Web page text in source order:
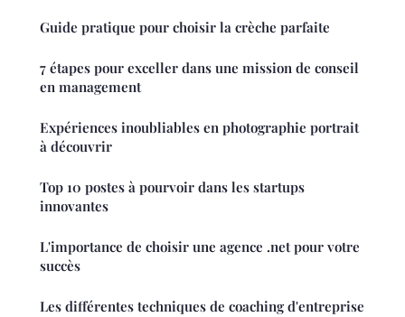
Guide pratique pour choisir la crèche parfaite
7 étapes pour exceller dans une mission de conseil
en management
Expériences inoubliables en photographie portrait
à découvrir
Top 10 postes à pourvoir dans les startups
innovantes
L'importance de choisir une agence .net pour votre
succès
Les différentes techniques de coaching d'entreprise